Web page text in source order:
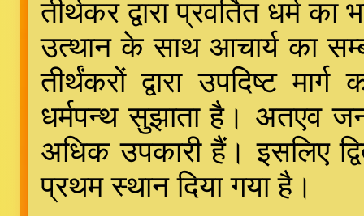
तीर्थकर द्वारा प्रवर्तित
उत्थान के साथ आचार्य का
तीर्थंकरों द्वारा उपदिष्ट
धर्मपन्थ सुझाता है। अतएव
अधिक उपकारी हैं। इसलिए
प्रथम स्थान दिया गया है।